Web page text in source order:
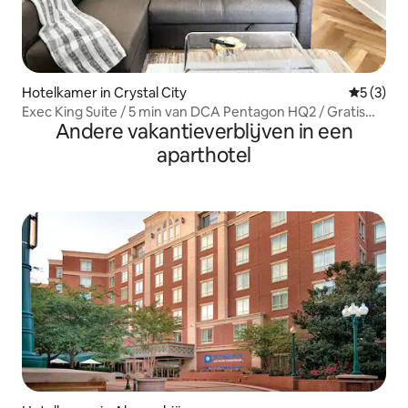
Hotelkamer in Crystal City
5 (3)
Exec King Suite / 5 min van DCA Pentagon HQ2 / Gratis
parkerenAndere vakantieverblijven in een
aparthotel